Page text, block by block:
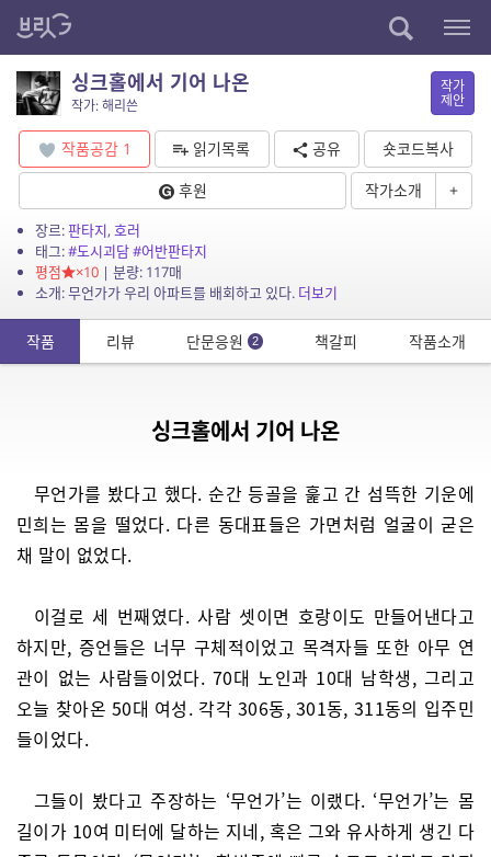
싱크홀에서 기어 나온
작가: 해리쓴
작가
제안
작품공감 1 읽기목록 공유
숏코드복사
후원
작가소개 +
장르:판타지,호러
태그:#도시괴담#어반판타지
평점
×10| 분량: 117매
소개: 무언가가 우리 아파트를 배회하고 있다. 더보기
작품 리뷰 단문응원 2 책갈피 작품소개
싱크홀에서 기어 나온
무언가를 봤다고 했다. 순간 등골을 훑고 간 섬뜩한 기운에
민희는 몸을 떨었다. 다른 동대표들은 가면처럼 얼굴이 굳은
채 말이 없었다.
이걸로 세 번째였다. 사람 셋이면 호랑이도 만들어낸다고
하지만, 증언들은 너무 구체적이었고 목격자들 또한 아무 연
관이 없는 사람들이었다. 70대 노인과 10대 남학생, 그리고
오늘 찾아온 50대 여성. 각각 306동, 301동, 311동의 입주민
들이었다.
그들이 봤다고 주장하는 ‘무언가’는 이랬다. ‘무언가’는 몸
길이가 10여 미터에 달하는 지네, 혹은 그와 유사하게 생긴 다